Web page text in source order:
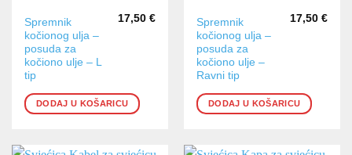
Spremnik
kočionog ulja –
posuda za
kočiono ulje – L
tip
17,50 €
DODAJ U KOŠARICU
Spremnik
kočionog ulja –
posuda za
kočiono ulje –
Ravni tip
17,50 €
DODAJ U KOŠARICU